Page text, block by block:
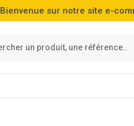
Bienvenue sur notre site e-